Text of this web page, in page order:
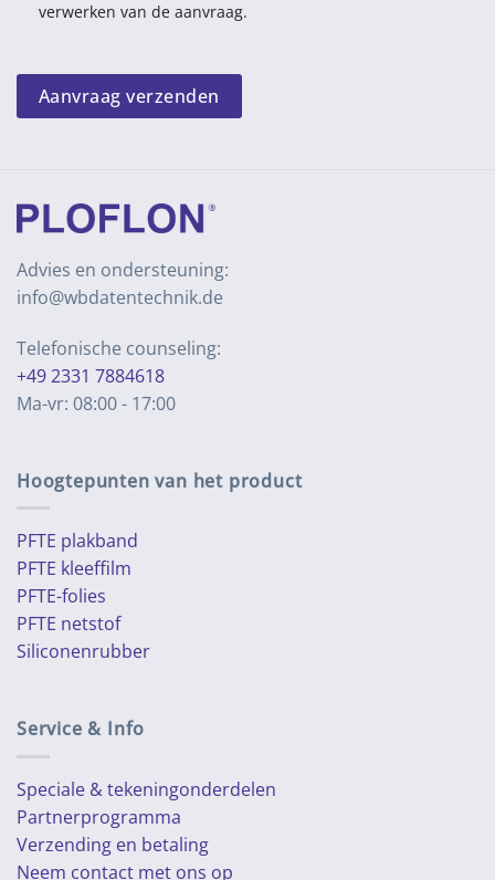
verwerken van de aanvraag.
Aanvraag verzenden
Advies en ondersteuning:
info@wbdatentechnik.de
Telefonische counseling:
+49 2331 7884618
Ma-vr: 08:00 - 17:00
Hoogtepunten van het product
PFTE plakband
PFTE kleeffilm
PFTE-folies
PFTE netstof
Siliconenrubber
Service & Info
Speciale & tekeningonderdelen
Partnerprogramma
Verzending en betaling
Neem contact met ons op